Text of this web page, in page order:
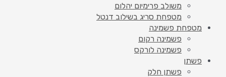
משולב פרימיום יהלום
מטפחת סריג בשילוב דנטל
מטפחת פשמינה
פשמינה רקום
פשמינה לורקס
פשתן
פשתן חלק